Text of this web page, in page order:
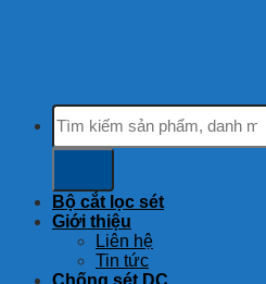
Tìm
kiếm:
Bộ cắt lọc sét
Giới thiệu
Liên hệ
Tin tức
Chống sét DC